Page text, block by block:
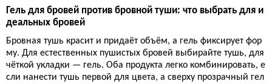
Гель для бровей против бровной туши: что выбрать для и
деальных бровей
Бровная тушь красит и придаёт объём, а гель фиксирует фор
му. Для естественных пушистых бровей выбирайте тушь, для
чёткой укладки — гель. Оба продукта легко комбинировать, е
сли нанести тушь первой для цвета, а сверху прозрачный гел